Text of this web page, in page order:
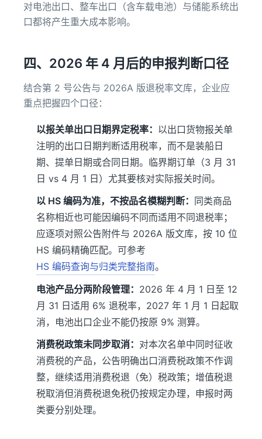
对电池出口、整车出口（含车载电池）与储能系统出
口都将产生重大成本影响。
四、2026 年 4 月后的申报判断口径
结合第 2 号公告与 2026A 版退税率文库，企业应
重点把握四个口径：
以报关单出口日期界定税率： 以出口货物报关单
注明的出口日期判断适用税率，而不是装船日
期、提单日期或合同日期。临界期订单（3 月 31
日 vs 4 月 1 日）尤其要核对实际报关时间。
以 HS 编码为准，不按品名模糊判断： 同类商品
名称相近也可能因编码不同而适用不同退税率；
应逐项对照公告附件与 2026A 版文库，按 10 位
HS 编码精确匹配。可参考
HS 编码查询与归类完整指南。
电池产品分两阶段管理： 2026 年 4 月 1 日至 12
月 31 日适用 6% 退税率，2027 年 1 月 1 日起取
消，电池出口企业不能仍按原 9% 测算。
消费税政策未同步取消： 对本次名单中同时征收
消费税的产品，公告明确出口消费税政策不作调
整，继续适用消费税退（免）税政策；增值税退
税取消但消费税退免税仍按规定办理，申报时两
类要分别处理。